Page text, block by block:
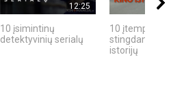
12:25
10 įsimintinų
detektyvinių serialų
10 įtemptų,
stingdančių
istorijų